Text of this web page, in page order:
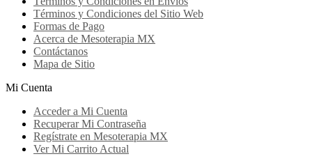
Términos y Condiciones del Sitio Web
Formas de Pago
Acerca de Mesoterapia MX
Contáctanos
Mapa de Sitio
Mi Cuenta
Acceder a Mi Cuenta
Recuperar Mi Contraseña
Regístrate en Mesoterapia MX
Ver Mi Carrito Actual